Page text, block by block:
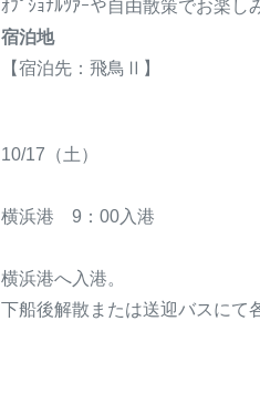
ｵﾌﾟｼｮﾅﾙﾂｱｰや自由散策でお楽し
宿泊地
【宿泊先：飛鳥Ⅱ】
10/17（土）
横浜港 9：00入港
横浜港へ入港。
下船後解散または送迎バスにて